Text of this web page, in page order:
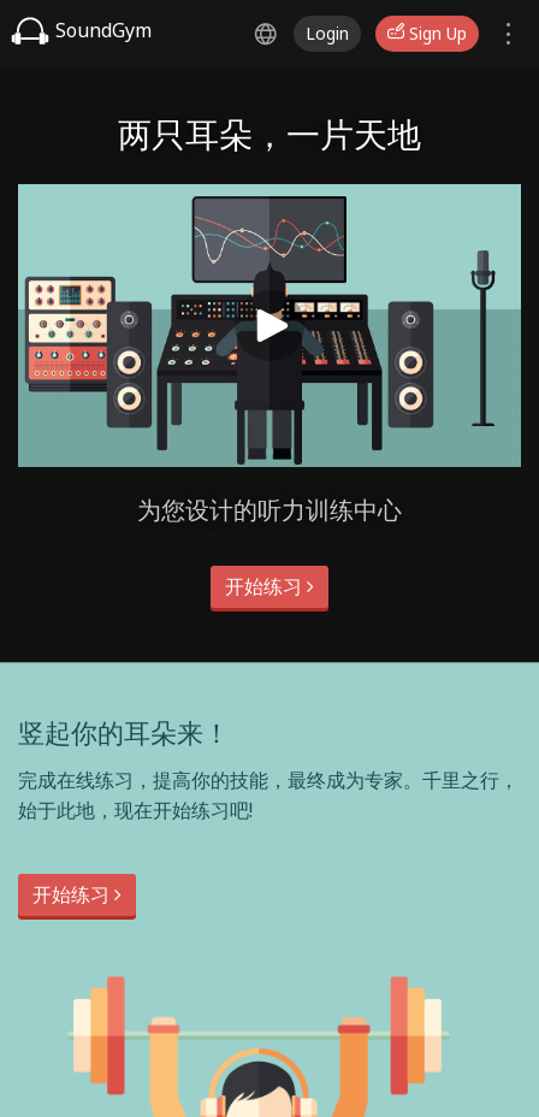
SoundGym Login Sign Up
两只耳朵，一片天地
为您设计的听力训练中心
开始练习
竖起你的耳朵来！
完成在线练习，提高你的技能，最终成为专家。千里之行，
始于此地，现在开始练习吧!
开始练习